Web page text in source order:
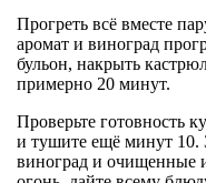
Прогреть всё вместе
аромат и виноград
бульон, накрыть
примерно 20 минут.
Проверьте готовность
и тушите ещё минут 10.
виноград и очищенные